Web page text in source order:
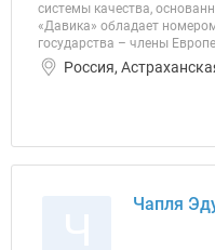
системы качества,
«Давика» обладает
государства – члены
Россия,
Чапля